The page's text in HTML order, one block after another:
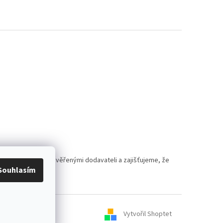
s prověřenými dodavateli a zajišťujeme, že
Vytvořil Shoptet